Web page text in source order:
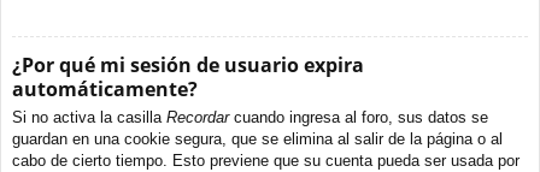
¿Por qué mi sesión de usuario expira
automáticamente?
Si no activa la casilla Recordarcuando ingresa al foro, sus datos se
guardan en una cookie segura, que se elimina al salir de la página o al
cabo de cierto tiempo. Esto previene que su cuenta pueda ser usada por